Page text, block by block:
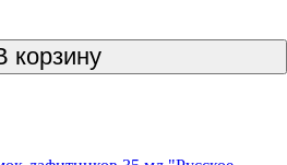
корзину